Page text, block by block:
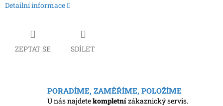
Detailní informace
ZEPTAT SE SDÍLET
PORADÍME, ZAMĚŘÍME, POLOŽÍME
U nás najdetekompletnízákaznický servis.